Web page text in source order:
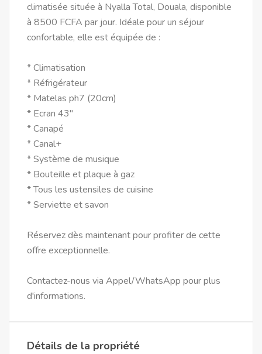
climatisée située à Nyalla Total, Douala, disponible
à 8500 FCFA par jour. Idéale pour un séjour
confortable, elle est équipée de :
* Climatisation
* Réfrigérateur
* Matelas ph7 (20cm)
* Ecran 43"
* Canapé
* Canal+
* Système de musique
* Bouteille et plaque à gaz
* Tous les ustensiles de cuisine
* Serviette et savon
Réservez dès maintenant pour profiter de cette
offre exceptionnelle.
Contactez-nous via Appel/WhatsApp pour plus
d'informations.
Détails de la propriété